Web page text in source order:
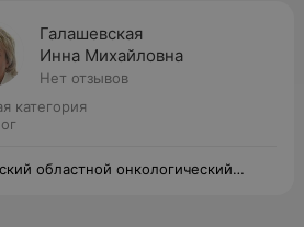
Галашевская
Инна Михайловна
Нет отзывов
категория
областной онкологический